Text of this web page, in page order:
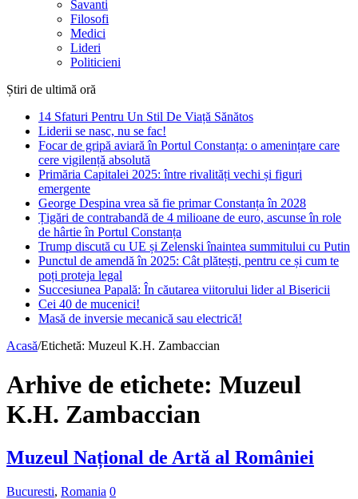
Savanti
Filosofi
Medici
Lideri
Politicieni
Știri de ultimă oră
14 Sfaturi Pentru Un Stil De Viață Sănătos
Liderii se nasc, nu se fac!
Focar de gripă aviară în Portul Constanța: o amenințare care
cere vigilență absolută
Primăria Capitalei 2025: între rivalități vechi și figuri
emergente
George Despina vrea să fie primar Constanța în 2028
Țigări de contrabandă de 4 milioane de euro, ascunse în role
de hârtie în Portul Constanța
Trump discută cu UE și Zelenski înaintea summitului cu Putin
Punctul de amendă în 2025: Cât plătești, pentru ce și cum te
poți proteja legal
Succesiunea Papală: În căutarea viitorului lider al Bisericii
Cei 40 de mucenici!
Masă de inversie mecanică sau electrică!
Acasă/Etichetă: Muzeul K.H. Zambaccian
Arhive de etichete: Muzeul
K.H. Zambaccian
Muzeul Național de Artă al României
Bucuresti, Romania 0